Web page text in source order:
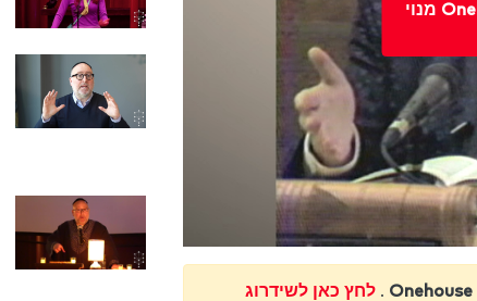
לשדרג ל מנוי Onehouse Community מנוי
. לחץ כאן לשידרוג